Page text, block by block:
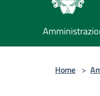
Home >